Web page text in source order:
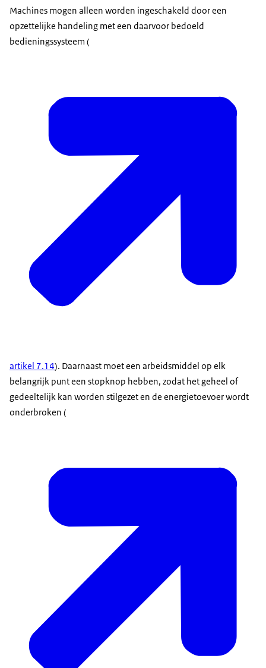
Machines mogen alleen worden ingeschakeld door een
opzettelijke handeling met een daarvoor bedoeld
bedieningssysteem (
artikel 7.14). Daarnaast moet een arbeidsmiddel op elk
belangrijk punt een stopknop hebben, zodat het geheel of
gedeeltelijk kan worden stilgezet en de energietoevoer wordt
onderbroken (